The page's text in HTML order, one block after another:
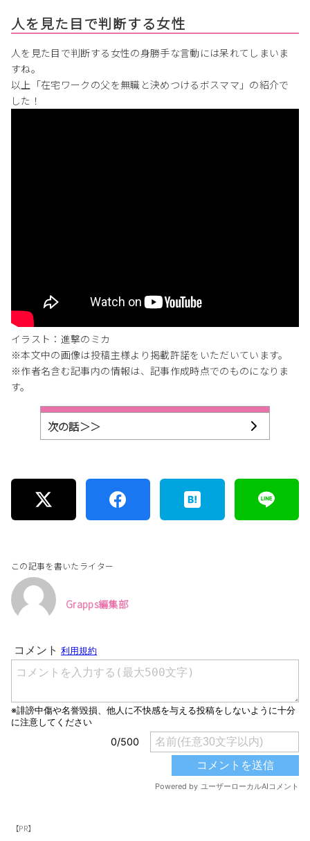
人を見た目で判断する女性
人を見た目で判断する女性の身勝手な言動には呆れてしまいま
すね。
以上「在宅ワークの父を無職と決めつけるボスママ」の紹介で
した！
イラスト：進撃のミカ
※本文中の画像は投稿主様より掲載許諾をいただいています。
※作者名含む記事内の情報は、記事作成時点でのものになりま
す。
次の話＞＞
この記事を書いたライター
Grapps編集部
【PR】